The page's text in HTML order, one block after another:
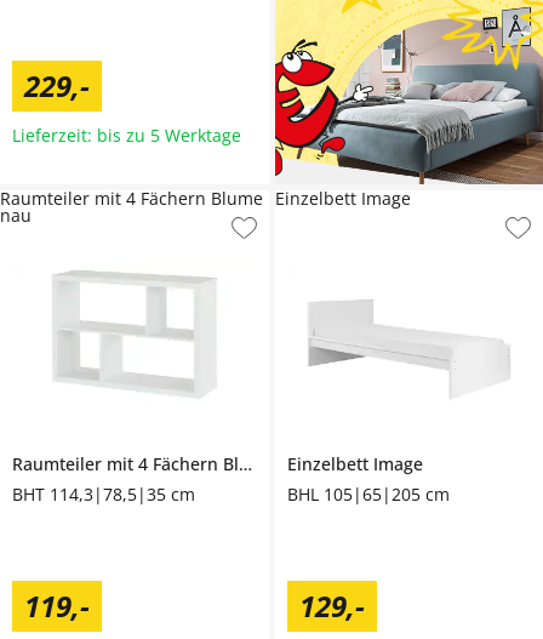
229,-
Lieferzeit: bis zu 5 Werktage
Raumteiler mit 4 Fächern Blumenau
BHT 114,3|78,5|35 cm
119,-
Raumteiler mit 4 Fächern Blume
nau
Einzelbett Image
BHL 105|65|205 cm
129,-
Einzelbett Image